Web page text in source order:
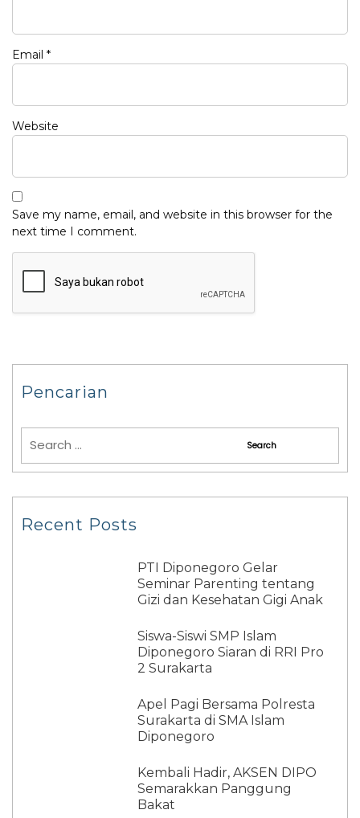
Email *
Website
Save my name, email, and website in this browser for the
next time I comment.
Pencarian
Recent Posts
PTI Diponegoro Gelar
Seminar Parenting tentang
Gizi dan Kesehatan Gigi Anak
Siswa-Siswi SMP Islam
Diponegoro Siaran di RRI Pro
2 Surakarta
Apel Pagi Bersama Polresta
Surakarta di SMA Islam
Diponegoro
Kembali Hadir, AKSEN DIPO
Semarakkan Panggung
Bakat